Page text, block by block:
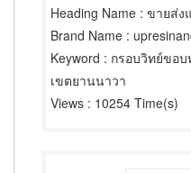
Heading Name : ขายส่ง
Brand Name :
Keyword : กรอบวิทย์ขอบ
เขตยานนาวา
Views : 10254 Time(s)